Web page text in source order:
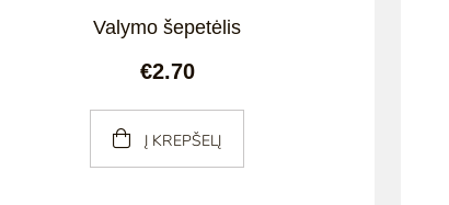
Valymo šepetėlis
€2.70
Į KREPŠELĮ